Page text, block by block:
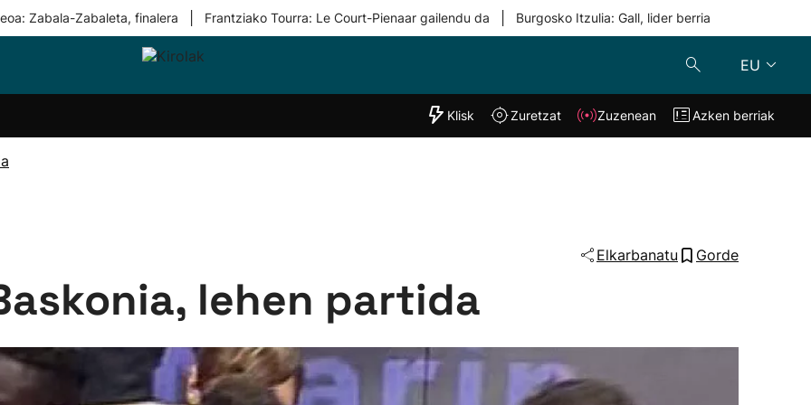
Zabala-Zabaleta, finalera Frantziako Tourra: Le Court-Pienaar gailendu da Burgosko Itzulia: Gall, lider berria
EU
Taldeak
"Helmuga"
Klisk Zuzenean
Klisk Zuretzat Zuzenean Azken berriak
Elkarbanatu Gorde
lehen partida